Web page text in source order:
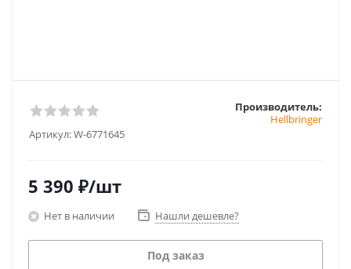
Артикул:W-6771645
Производитель:
Hellbringer
5 390 ₽/шт
Нет в наличии Нашли дешевле?
Под заказ